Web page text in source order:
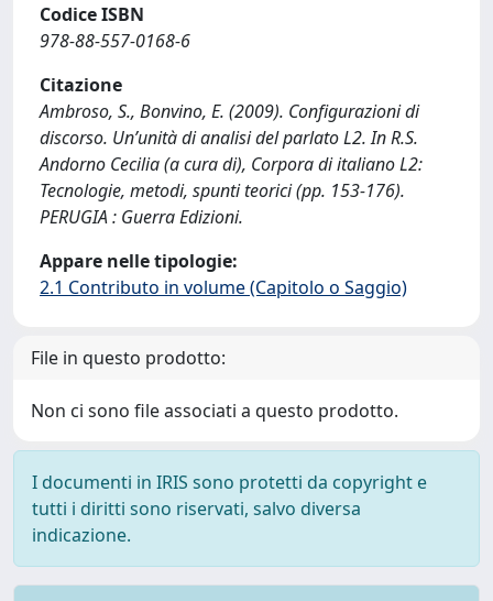
Codice ISBN
978-88-557-0168-6
Citazione
Ambroso, S., Bonvino, E. (2009). Configurazioni di
discorso. Un’unità di analisi del parlato L2. In R.S.
Andorno Cecilia (a cura di), Corpora di italiano L2:
Tecnologie, metodi, spunti teorici (pp. 153-176).
PERUGIA : Guerra Edizioni.
Appare nelle tipologie:
2.1 Contributo in volume (Capitolo o Saggio)
File in questo prodotto:
Non ci sono file associati a questo prodotto.
I documenti in IRIS sono protetti da copyright e
tutti i diritti sono riservati, salvo diversa
indicazione.